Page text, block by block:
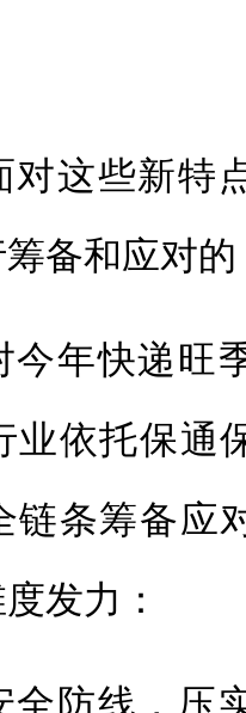
对这些新特
备和应对的
今年快递旺
业依托保通
链条筹备应
发力：
全防线，压